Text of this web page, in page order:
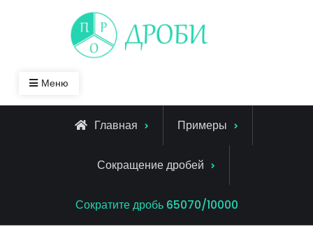
Меню
Главная Примеры
Сокращение дробей
Сократите дробь 65070/10000